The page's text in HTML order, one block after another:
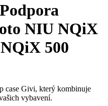
Podpora
NIU NQiX
500
case Givi, který kombinuje
vybavení.